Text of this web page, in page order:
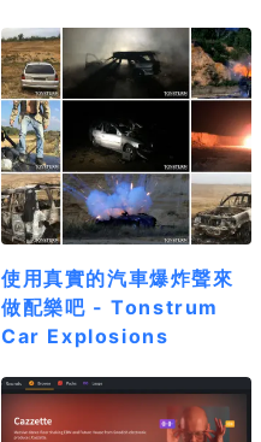
使用真實的汽車爆炸聲來
做配樂吧 - Tonstrum
Car Explosions